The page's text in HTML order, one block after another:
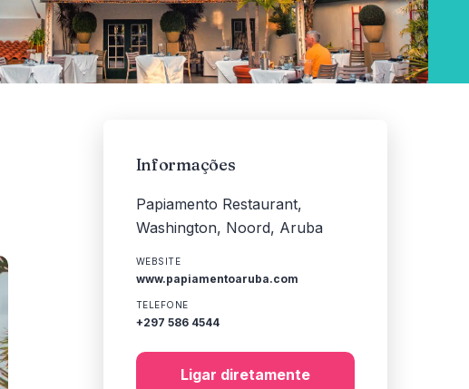
Informações
Papiamento Restaurant,
Washington, Noord, Aruba
WEBSITE
www.papiamentoaruba.com
TELEFONE
+297 586 4544
Ligar diretamente